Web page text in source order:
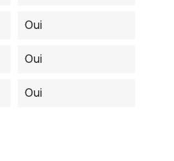
Oui
Oui
Oui